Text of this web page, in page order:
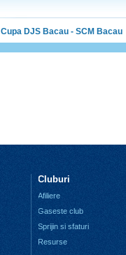
Cupa DJS Bacau - SCM Bacau
Cluburi
Afiliere
Gaseste club
Sprijin si sfaturi
Resurse